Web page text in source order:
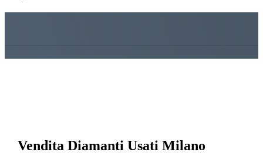
Vendita Diamanti Usati Milano